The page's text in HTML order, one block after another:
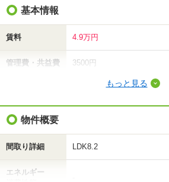
基本情報
賃料 4.9万円
管理費・共益費 3500円
礼金（敷引・償
却金）
間取り / 専有面
もっと見る
物件概要
間取り詳細 LDK8.2
エネルギー